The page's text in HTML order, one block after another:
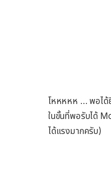
โหหหหห … พอได้
ในขั้นที่พอรับได้
ได้แรงมากครับ)